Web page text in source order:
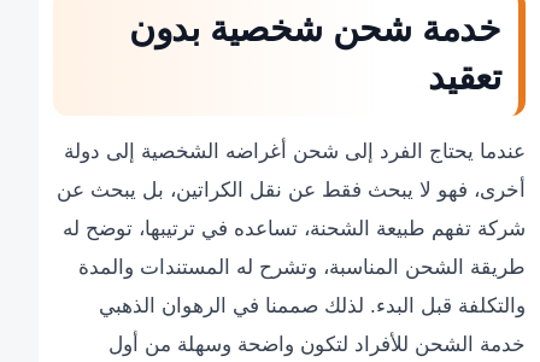
خدمة شحن شخصية بدون
تعقيد
عندما يحتاج الفرد إلى شحن أغراضه الشخصية إلى دولة
أخرى، فهو لا يبحث فقط عن نقل الكراتين، بل يبحث عن
شركة تفهم طبيعة الشحنة، تساعده في ترتيبها، توضح له
طريقة الشحن المناسبة، وتشرح له المستندات والمدة
والتكلفة قبل البدء. لذلك صممنا في الرهوان الذهبي
خدمة الشحن للأفراد لتكون واضحة وسهلة من أول